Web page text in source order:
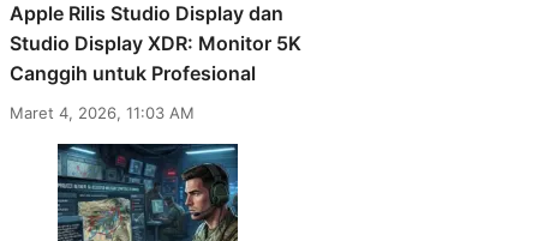
Apple Rilis Studio Display dan
Studio Display XDR: Monitor 5K
Canggih untuk Profesional
Maret 4, 2026, 11:03 AM